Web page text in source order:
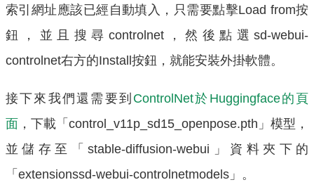
索引網址應該已經自動填入，只需要點擊Load from按
鈕，並且搜尋controlnet，然後點選sd-webui-
controlnet右方的Install按鈕，就能安裝外掛軟體。
接下來我們還需要到 ControlNet於Huggingface的頁
面 ，下載「control_v11p_sd15_openpose.pth」模型，
並儲存至「stable-diffusion-webui」資料夾下的
「extensionssd-webui-controlnetmodels」。